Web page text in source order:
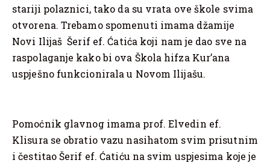
stariji polaznici, tako da su vrata ove škole svima
otvorena. Trebamo spomenuti imama džamije
Novi Ilijaš Šerif ef. Ćatića koji nam je dao sve na
raspolaganje kako bi ova Škola hifza Kur’ana
uspješno funkcionirala u Novom Ilijašu.
Pomoćnik glavnog imama prof. Elvedin ef.
Klisura se obratio vazu nasihatom svim prisutnim
i čestitao Šerif ef. Ćatiću na svim uspjesima koje je